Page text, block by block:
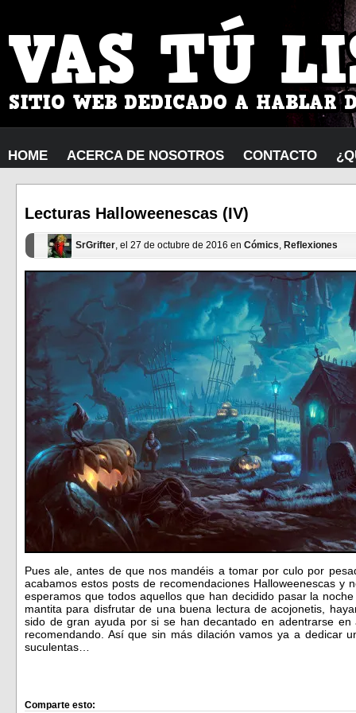
HOME ACERCA DE NOSOTROS CONTACTO
Lecturas Halloweenescas (IV)
SrGrifter, el 27 de octubre de 2016 en Cómics, Reflexiones
Pues ale, antes de que nos mandéis a tomar por culo por
acabamos estos posts de recomendaciones Halloweenescas y
esperamos que todos aquellos que han decidido pasar la
mantita para disfrutar de una buena lectura de acojonetis,
sido de gran ayuda por si se han decantado en adentrarse
recomendando. Así que sin más dilación vamos ya a dedicar
suculentas…
Comparte esto: